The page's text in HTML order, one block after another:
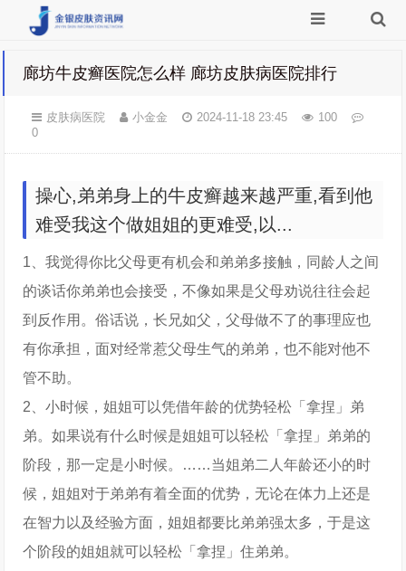
廊坊牛皮癣医院怎么样 廊坊皮肤病医院排行
皮肤病医院 小金金 2024-11-18 23:45
100
0
操心,弟弟身上的牛皮癣越来越严重,看到他
难受我这个做姐姐的更难受,以...
1、我觉得你比父母更有机会和弟弟多接触，同龄人之间
的谈话你弟弟也会接受，不像如果是父母劝说往往会起
到反作用。俗话说，长兄如父，父母做不了的事理应也
有你承担，面对经常惹父母生气的弟弟，也不能对他不
管不助。
2、小时候，姐姐可以凭借年龄的优势轻松「拿捏」弟
弟。如果说有什么时候是姐姐可以轻松「拿捏」弟弟的
阶段，那一定是小时候。……当姐弟二人年龄还小的时
候，姐姐对于弟弟有着全面的优势，无论在体力上还是
在智力以及经验方面，姐姐都要比弟弟强太多，于是这
个阶段的姐姐就可以轻松「拿捏」住弟弟。